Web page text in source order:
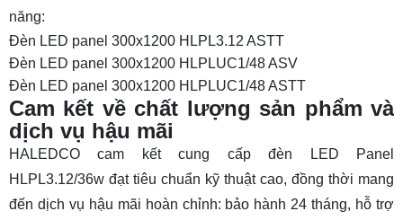
năng:
Đèn LED panel 300x1200 HLPL3.12 ASTT
Đèn LED panel 300x1200 HLPLUC1/48 ASV
Đèn LED panel 300x1200 HLPLUC1/48 ASTT
Cam kết về chất lượng sản phẩm và
dịch vụ hậu mãi
HALEDCO cam kết cung cấp đèn LED Panel
HLPL3.12/36w đạt tiêu chuẩn kỹ thuật cao, đồng thời mang
đến dịch vụ hậu mãi hoàn chỉnh: bảo hành 24 tháng, hỗ trợ